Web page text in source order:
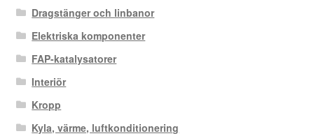
Dragstänger och linbanor
Elektriska komponenter
FAP-katalysatorer
Interiör
Kropp
Kyla, värme, luftkonditionering